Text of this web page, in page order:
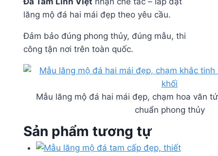
lăng mộ đá hai mái đẹp theo yêu cầu.
Đảm bảo đúng phong thủy, đúng mẫu, thi
công tận nơi trên toàn quốc.
Mẫu lăng mộ đá hai mái đẹp, chạm hoa văn
chuẩn phong thủy
Sản phẩm tương tự